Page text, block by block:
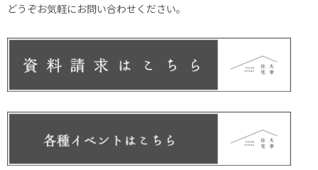
どうぞお気軽にお問い合わせください。